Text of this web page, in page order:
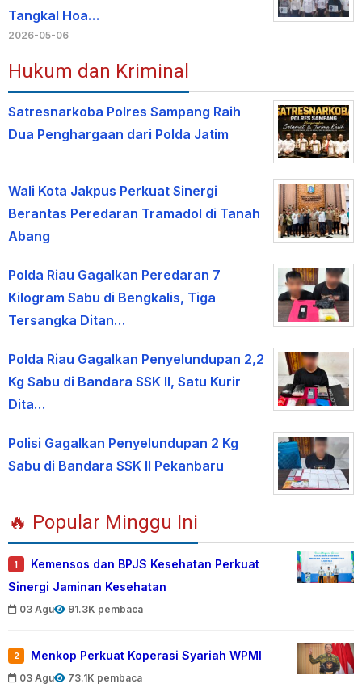
Tangkal Hoa…
2026-05-06
Hukum dan Kriminal
Satresnarkoba Polres Sampang Raih
Dua Penghargaan dari Polda Jatim
Wali Kota Jakpus Perkuat Sinergi
Berantas Peredaran Tramadol di Tanah
Abang
Polda Riau Gagalkan Peredaran 7
Kilogram Sabu di Bengkalis, Tiga
Tersangka Ditan…
Polda Riau Gagalkan Penyelundupan 2,2
Kg Sabu di Bandara SSK II, Satu Kurir
Dita…
Polisi Gagalkan Penyelundupan 2 Kg
Sabu di Bandara SSK II Pekanbaru
🔥 Popular Minggu Ini
1
Kemensos dan BPJS Kesehatan Perkuat
Sinergi Jaminan Kesehatan
03 Agu 91.3K pembaca
2 Menkop Perkuat Koperasi Syariah WPMI
03 Agu 73.1K pembaca